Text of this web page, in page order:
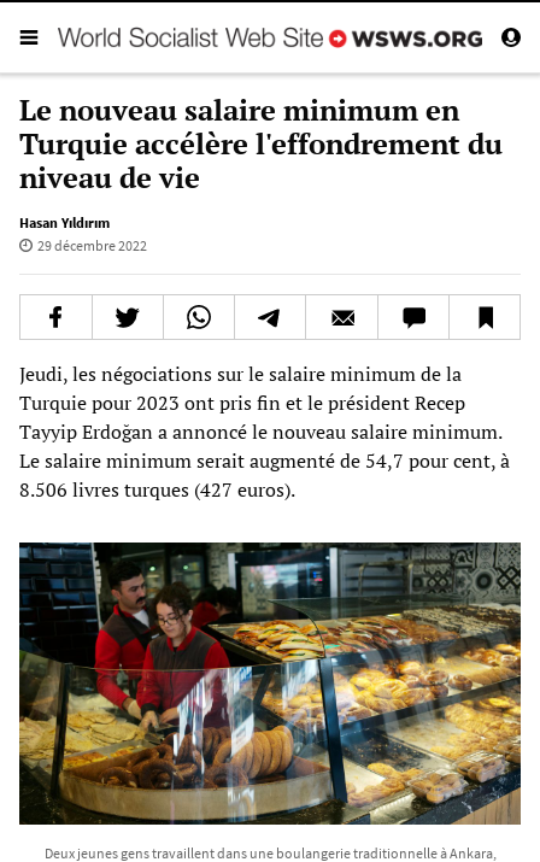
Le nouveau salaire minimum en
Turquie accélère l'effondrement du
niveau de vie
Hasan Yıldırım
29 décembre 2022
Jeudi, les négociations sur le salaire minimum de la
Turquie pour 2023 ont pris fin et le président Recep
Tayyip Erdoğan a annoncé le nouveau salaire minimum.
Le salaire minimum serait augmenté de 54,7 pour cent, à
8.506 livres turques (427 euros).
Deux jeunes gens travaillent dans une boulangerie traditionnelle à Ankara,